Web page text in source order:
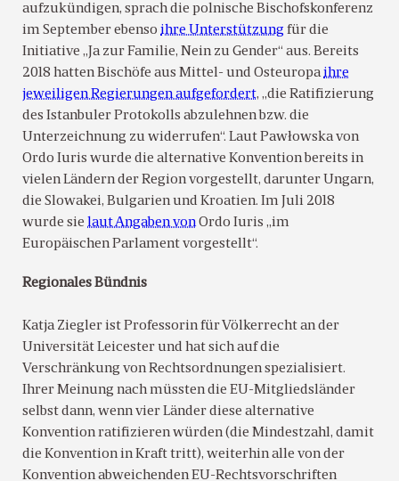
aufzukündigen, sprach die polnische Bischofskonferenz
im September ebenso ihre Unterstützung für die
Initiative „Ja zur Familie, Nein zu Gender“ aus. Bereits
2018 hatten Bischöfe aus Mittel- und Osteuropaihre
jeweiligen Regierungen aufgefordert, „die Ratifizierung
des Istanbuler Protokolls abzulehnen bzw. die
Unterzeichnung zu widerrufen“. Laut Pawłowska von
Ordo Iuris wurde die alternative Konvention bereits in
vielen Ländern der Region vorgestellt, darunter Ungarn,
die Slowakei, Bulgarien und Kroatien. Im Juli 2018
wurde sie laut Angaben vonOrdo Iuris „im
Europäischen Parlament vorgestellt“.
Regionales Bündnis
Katja Ziegler ist Professorin für Völkerrecht an der
Universität Leicester und hat sich auf die
Verschränkung von Rechtsordnungen spezialisiert.
Ihrer Meinung nach müssten die EU-Mitgliedsländer
selbst dann, wenn vier Länder diese alternative
Konvention ratifizieren würden (die Mindestzahl, damit
die Konvention in Kraft tritt), weiterhin alle von der
Konvention abweichenden EU-Rechtsvorschriften